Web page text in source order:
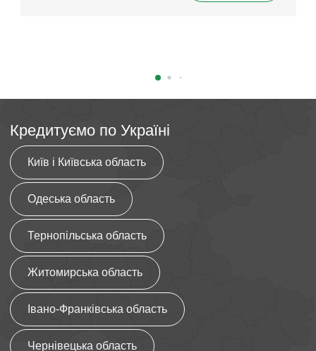
Кредитуємо по Україні
Київ і Київська область
Одеська область
Тернопільська область
Житомирська область
Івано-Франківська область
Чернівецька область